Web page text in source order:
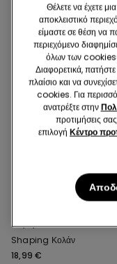
Shaping effect
4 Χρώματα
Shaping Κολάν
18,99 €
Θέλετε να έχετε
αποκλειστικό
είμαστε σε θέση να
περιεχόμενο
όλων των
Διαφορετικά,
πλαίσιο και να
cookies. Για
ανατρέξτε στην
προτιμήσεις
επιλογή Κέντρο